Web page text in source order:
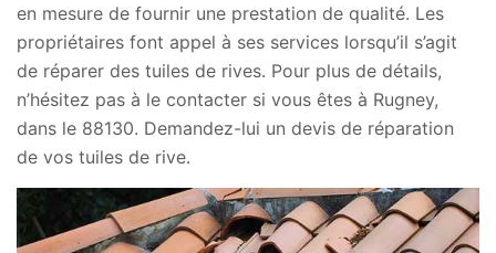
en mesure de fournir une prestation de qualité. Les
propriétaires font appel à ses services lorsqu’il s’agit
de réparer des tuiles de rives. Pour plus de détails,
n’hésitez pas à le contacter si vous êtes à Rugney,
dans le 88130. Demandez-lui un devis de réparation
de vos tuiles de rive.